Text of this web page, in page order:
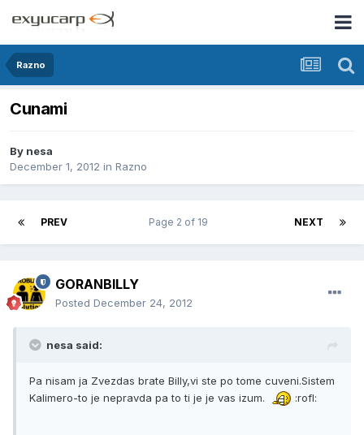
Razno
Cunami
By nesa
December 1, 2012 in Razno
PREV NEXT
Page 2 of 19
GORANBILLY
Posted December 24, 2012
nesa said:
Pa nisam ja Zvezdas brate Billy,vi ste po tome cuveni.Sistem
Kalimero-to je nepravda pa to ti je je vas izum.
:rofl: